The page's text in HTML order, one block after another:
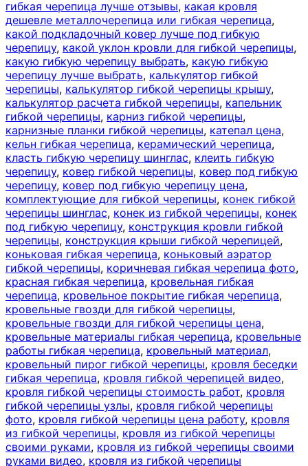
гибкая черепица лучше отзывы, какая кровля
дешевле металлочерепица или гибкая черепица,
какой подкладочный ковер лучше под гибкую
черепицу, какой уклон кровли для гибкой черепицы,
какую гибкую черепицу выбрать, какую гибкую
черепицу лучше выбрать, калькулятор гибкой
черепицы, калькулятор гибкой черепицы крышу,
калькулятор расчета гибкой черепицы, капельник
гибкой черепицы, карниз гибкой черепицы,
карнизные планки гибкой черепицы, катепал цена,
кельн гибкая черепица, керамический черепица,
класть гибкую черепицу шинглас, клеить гибкую
черепицу, ковер гибкой черепицы, ковер под гибкую
черепицу, ковер под гибкую черепицу цена,
комплектующие для гибкой черепицы, конек гибкой
черепицы шинглас, конек из гибкой черепицы, конек
под гибкую черепицу, конструкция кровли гибкой
черепицы, конструкция крыши гибкой черепицей,
коньковая гибкая черепица, коньковый аэратор
гибкой черепицы, коричневая гибкая черепица фото,
красная гибкая черепица, кровельная гибкая
черепица, кровельное покрытие гибкая черепица,
кровельные гвозди для гибкой черепицы,
кровельные гвозди для гибкой черепицы цена,
кровельные материалы гибкая черепица, кровельные
работы гибкая черепица, кровельный материал,
кровельный пирог гибкой черепицы, кровля беседки
гибкая черепица, кровля гибкой черепицей видео,
кровля гибкой черепицы стоимость работ, кровля
гибкой черепицы узлы, кровля гибкой черепицы
фото, кровля гибкой черепицы цена работу, кровля
из гибкой черепицы, кровля из гибкой черепицы
своими руками, кровля из гибкой черепицы своими
руками видео, кровля из гибкой черепицы